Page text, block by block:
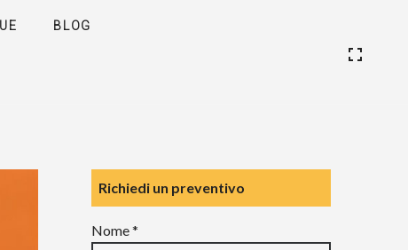
BLOG
Richiedi un preventivo
Nome *